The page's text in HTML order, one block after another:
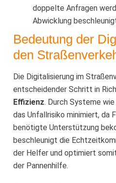
doppelte Anfragen
Abwicklung
Bedeutung der
den
Die Digitalisierung im
entscheidender Schritt in
Effizienz. Durch Systeme
das Unfallrisiko minimiert, da
benötigte Unterstützung
beschleunigt die
der Helfer und optimiert
der Pannenhilfe.